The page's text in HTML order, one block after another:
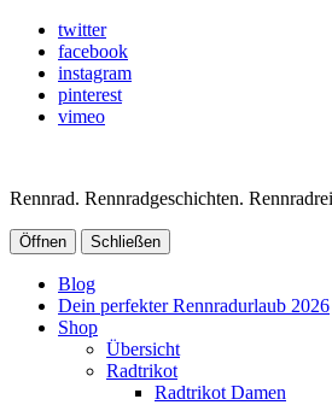
twitter
facebook
instagram
pinterest
vimeo
Rennrad. Rennradgeschichten.
Öffnen Schließen
Blog
Dein perfekter Rennradurlaub 2026
Shop
Übersicht
Radtrikot
Radtrikot Damen